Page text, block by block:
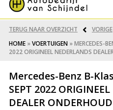
TERUG NAAR OVERZICHT VORIGE
HOME»VOERTUIGEN»MERCEDES-
2022 ORIGINEEL NEDERLANDS
Mercedes-Benz B-
SEPT 2022
DEALER